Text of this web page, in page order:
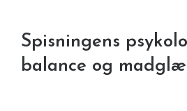
Spisningens
balance og